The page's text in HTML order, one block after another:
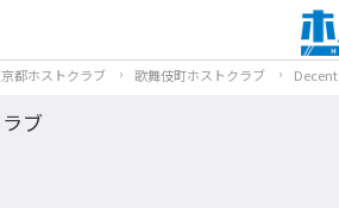
都ホストクラブ 歌舞伎町ホストクラブ Decent
ブ